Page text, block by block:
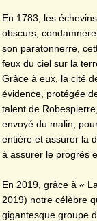
En 1783, les
obscurs,
son paratonnerre,
feux du ciel sur la
Grâce à eux, la cité
évidence, protégée
talent de
envoyé du malin,
entière et assurer la
à assurer le progrès
En 2019, grâce à «
2019) notre célèbre
gigantesque groupe